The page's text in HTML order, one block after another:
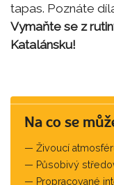
tapas. Poznáte
Vymaňte se z
Katalánsku!
Na co se
Živoucí
Působivý
Propracované